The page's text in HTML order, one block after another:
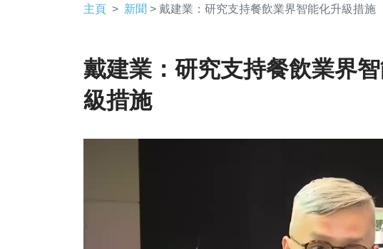
主頁 新聞 > 戴建業：研究支持餐飲業界智能化升級措施
戴建業：研究支持餐飲業界
級措施